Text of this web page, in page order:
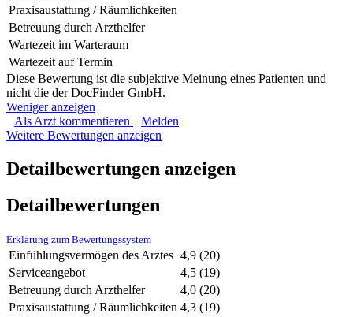
Praxisaustattung / Räumlichkeiten
Betreuung durch Arzthelfer
Wartezeit im Warteraum
Wartezeit auf Termin
Diese Bewertung ist die subjektive Meinung eines Patienten und
nicht die der DocFinder GmbH.
Weniger anzeigen
Als Arzt kommentieren
Melden
Weitere Bewertungen anzeigen
Detailbewertungen anzeigen
Detailbewertungen
Erklärung zum Bewertungssystem
Einfühlungsvermögen des Arztes 4,9 (20)
Serviceangebot
4,5 (19)
Betreuung durch Arzthelfer
4,0 (20)
Praxisaustattung / Räumlichkeiten 4,3 (19)